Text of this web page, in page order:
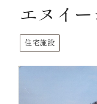
エヌイ
住宅施設